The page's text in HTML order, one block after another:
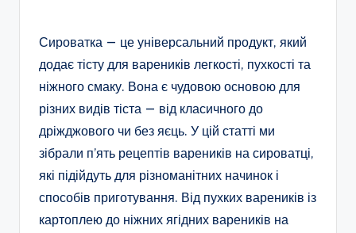
Сироватка — це універсальний продукт, який
додає тісту для вареників легкості, пухкості та
ніжного смаку. Вона є чудовою основою для
різних видів тіста — від класичного до
дріжджового чи без яєць. У цій статті ми
зібрали п’ять рецептів вареників на сироватці,
які підійдуть для різноманітних начинок і
способів приготування. Від пухких вареників із
картоплею до ніжних ягідних вареників на